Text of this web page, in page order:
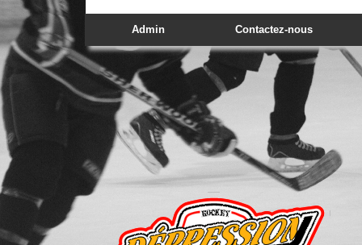
Admin Contactez-nous